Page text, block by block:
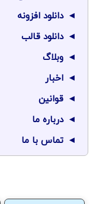
دانلود افزونه
دانلود قالب
وبلاگ
اخبار
قوانین
درباره ما
تماس با ما